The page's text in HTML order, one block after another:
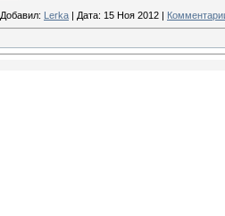
Добавил: Lerka | Дата: 15 Ноя 2012 |